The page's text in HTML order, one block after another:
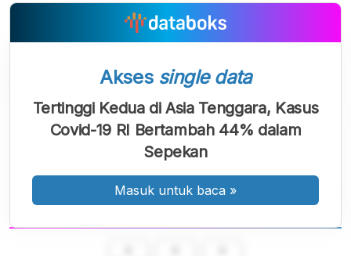
Akses single data
Tertinggi Kedua di Asia Tenggara, Kasus
Covid-19 RI Bertambah 44% dalam
Sepekan
Masuk untuk baca »